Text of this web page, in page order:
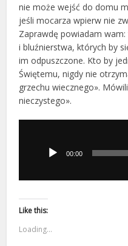
nie może wejść do domu
jeśli mocarza wpierw nie
Zaprawdę powiadam
i bluźnierstwa, których by
im odpuszczone. Kto by
Świętemu, nigdy nie
grzechu wiecznego».
nieczystego».
dźwiękowych00:00
Like this:
Loading...